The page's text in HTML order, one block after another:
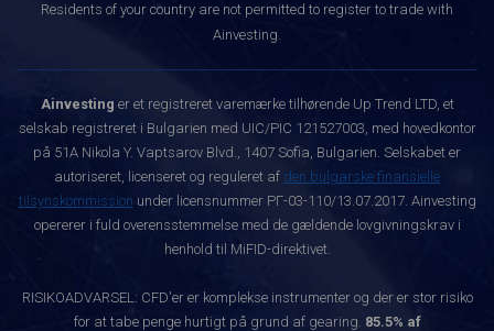
Residents of your country are not permitted to register to trade with
Ainvesting.
Ainvesting er et registreret varemærke tilhørende Up Trend LTD, et
selskab registreret i Bulgarien med UIC/PIC 121527003, med hovedkontor
på 51A Nikola Y. Vaptsarov Blvd., 1407 Sofia, Bulgarien. Selskabet er
autoriseret, licenseret og reguleret af den bulgarske finansielle
tilsynskommission under licensnummer РГ-03-110/13.07.2017. Ainvesting
opererer i fuld overensstemmelse med de gældende lovgivningskrav i
henhold til MiFID-direktivet.
RISIKOADVARSEL: CFD'er er komplekse instrumenter og der er stor risiko
for at tabe penge hurtigt på grund af gearing. 85.5% af